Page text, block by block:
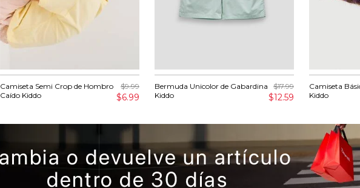
Camiseta Semi Crop de Hombro
Caído Kiddo
$9.99
$6.99
Bermuda Unicolor de Gabardina
Kiddo
$17.99
$12.59
Camiseta
Kiddo